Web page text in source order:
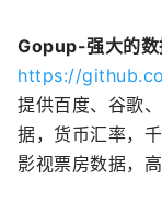
Gopup-强大的数
https://
提供百度、谷歌
据，货币汇率，
影视票房数据，